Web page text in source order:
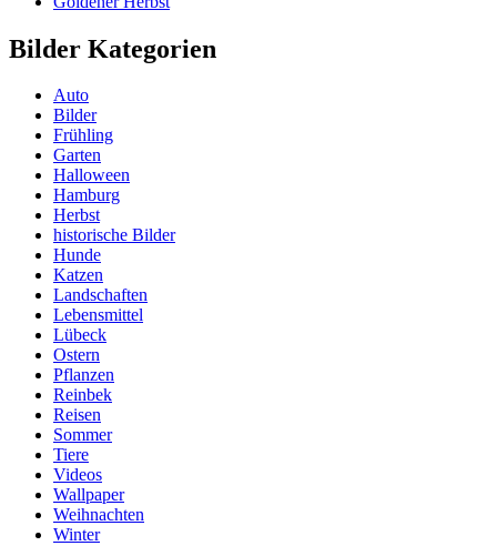
Bilder Kategorien
Auto
Bilder
Frühling
Garten
Halloween
Hamburg
Herbst
historische Bilder
Hunde
Katzen
Landschaften
Lebensmittel
Lübeck
Ostern
Pflanzen
Reinbek
Reisen
Sommer
Tiere
Videos
Wallpaper
Weihnachten
Winter